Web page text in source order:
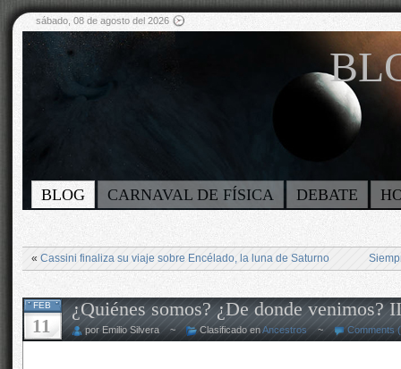
sábado, 08 de agosto del 2026
BLOG CARNAVAL DE FÍSICA DEBATE
« Cassini finaliza su viaje sobre Encélado, la luna de Saturno
FEB
11
¿Quiénes somos? ¿De donde venimos? II
por Emilio Silvera ~ Clasificado enAncestros ~ Comments